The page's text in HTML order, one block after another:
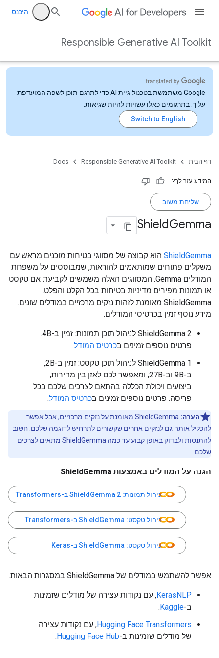
היכנס
Responsible Generative AI Toolkit
‫Google משתמשת בטכנולוגיית AI כדי לתרגם תוכן לשפה המועדפת
עליך. בתרגומים כאלו עשויות להיות שגיאות.
דף הבית Responsible Generative AI Toolkit
Docs
המידע עזר לך?
שליחת משוב
ShieldGemma
ShieldGemma הוא קבוצה של מסווגי בטיחות מוכנים מראש עם
משקלים פתוחים שמותאמים להוראות, שמבוססים על משפחת
המודלים Gemma. המסווגים האלה משמשים לקביעת אם טקסט
או תמונות מפירים מדיניות בטיחות בכל הקלט והפלט.
ShieldGemma מאומנת לזהות נזקים מרכזיים במודלים שונים.
מידע נוסף זמין בכרטיסי המודלים.
ShieldGemma 2 לניהול תוכן תמונות: זמין ב-4B.
פרטים נוספים זמינים בכרטיס המודל.
ShieldGemma 1 לניהול תוכן טקסט: זמין ב-2B,
ב-9B וב-27B, ומאפשר לכם לאזן בין מהירות,
ביצועים ויכולת הכללה בהתאם לצרכים שלכם בכל
פריסה. פרטים נוספים זמינים בכרטיס המודל.
הערה:
ShieldGemma מאומנת על נזקים מרכזיים, אבל אפשר
להכליל אותה גם לנזקים אחרים שקשורים לתרחיש לדוגמה שלכם. חשוב
להתנסות ולבדוק באופן קבוע עד כמה ShieldGemma מתאים לצרכים
שלכם.
הגנה על המודלים באמצעות ShieldGemma
ניהול תמונות: ShieldGemma 2 ב-Transformers
ניהול טקסט: ShieldGemma ב-Transformers
ניהול טקסט: ShieldGemma ב-Keras
אפשר להשתמש במודלים של ShieldGemma במסגרות הבאות.
KerasNLP, עם נקודות עצירה של מודלים שזמינות
ב-Kaggle
.
Hugging Face Transformers, עם נקודות עצירה
של מודלים שזמינות ב-Hugging Face Hub
.